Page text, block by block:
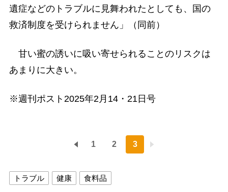
遺症などのトラブルに見舞われたとしても、国の
救済制度を受けられません」（同前）
甘い蜜の誘いに吸い寄せられることのリスクは
あまりに大きい。
※週刊ポスト2025年2月14・21日号
1 2 3
トラブル 健康 食料品